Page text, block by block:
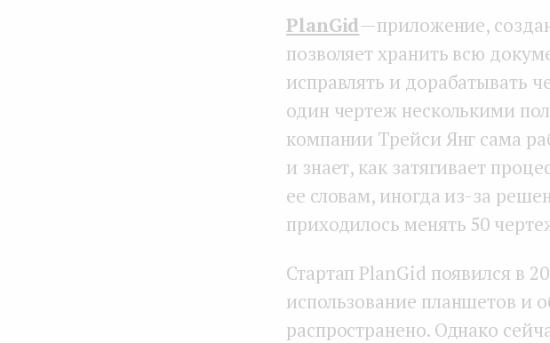
PlanGid— приложение,
позволяет хранить всю
исправлять и дорабатывать
один чертеж несколькими
компании Трейси Янг сама
и знает, как затягивает
ее словам, иногда из-за
приходилось менять 50
Стартап PlanGid появился в
использование планшетов и
распространено. Однако